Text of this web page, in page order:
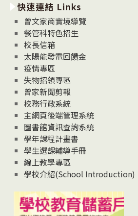
消
息
News
快速連結 Links
曾文家商實境導覽
餐管科特色招生
校長信箱
太陽能發電回饋金
疫情專區
失物招領專區
曾家新聞剪報
校務行政系統
主網頁後端管理系統
圖書館資訊查詢系統
學年課程計畫書
學生選課輔導手冊
線上教學專區
學校介紹(School Introduction)